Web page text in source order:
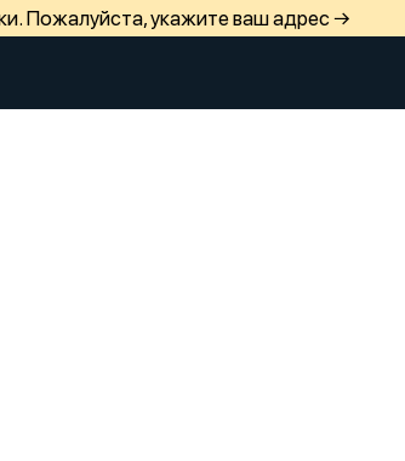
Пожалуйста, укажите ваш адрес →